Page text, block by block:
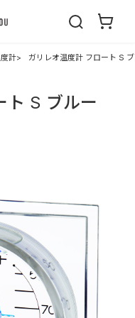
計 ガリレオ温度計 フロート S
ト S ブルー